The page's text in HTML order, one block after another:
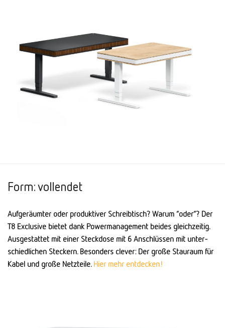
Form: vollendet
Aufgeräumter oder produktiver Schreibtisch? Warum “oder”? Der
T8 Exclusive bietet dank Powermanagement beides gleichzeitig.
Ausgestattet mit einer Steck­dose mit 6 Anschlüssen mit unter­
schiedlichen Steckern. Besonders clever: Der große Stauraum für
Kabel und große Netzteile. Hier mehr entdecken!